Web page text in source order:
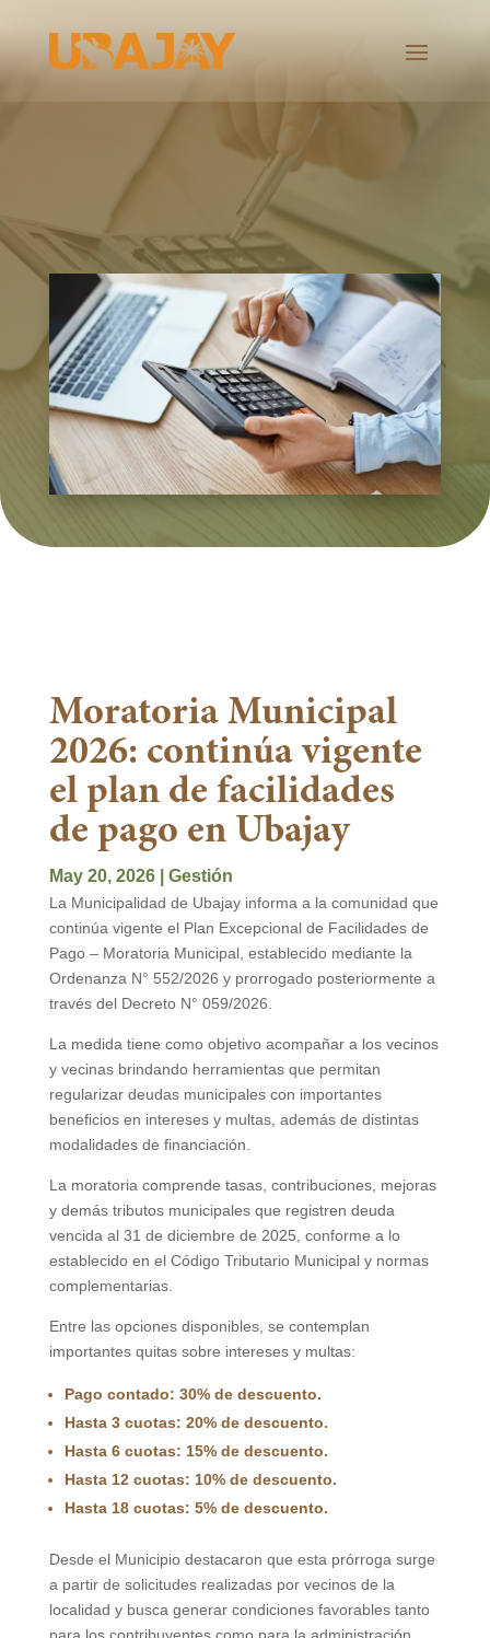
Moratoria Municipal
2026: continúa vigente
el plan de facilidades
de pago en Ubajay
May 20, 2026| Gestión
La Municipalidad de Ubajay informa a la comunidad que
continúa vigente el Plan Excepcional de Facilidades de
Pago – Moratoria Municipal, establecido mediante la
Ordenanza N° 552/2026 y prorrogado posteriormente a
través del Decreto N° 059/2026.
La medida tiene como objetivo acompañar a los vecinos
y vecinas brindando herramientas que permitan
regularizar deudas municipales con importantes
beneficios en intereses y multas, además de distintas
modalidades de financiación.
La moratoria comprende tasas, contribuciones, mejoras
y demás tributos municipales que registren deuda
vencida al 31 de diciembre de 2025, conforme a lo
establecido en el Código Tributario Municipal y normas
complementarias.
Entre las opciones disponibles, se contemplan
importantes quitas sobre intereses y multas:
Pago contado: 30% de descuento.
Hasta 3 cuotas: 20% de descuento.
Hasta 6 cuotas: 15% de descuento.
Hasta 12 cuotas: 10% de descuento.
Hasta 18 cuotas: 5% de descuento.
Desde el Municipio destacaron que esta prórroga surge
a partir de solicitudes realizadas por vecinos de la
localidad y busca generar condiciones favorables tanto
para los contribuyentes como para la administración